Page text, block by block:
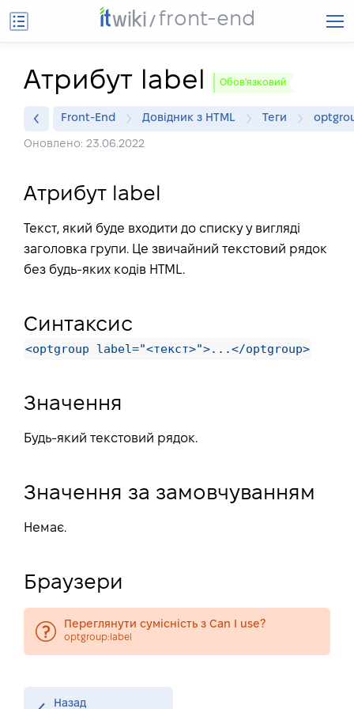
front-end
Атрибут label Обов'язковий
Front-End Довідник з HTML Теги
Оновлено: 23.06.2022
Атрибут label
Текст, який буде входити до списку у вигляді
заголовка групи. Це звичайний текстовий рядок
без будь-яких кодів HTML.
Синтаксис
<optgroup label="<текст>">...</optgroup>
Значення
Будь-який текстовий рядок.
Значення за замовчуванням
Немає.
Браузери
Переглянути сумісність з Can I use?
optgroup:label
Назад